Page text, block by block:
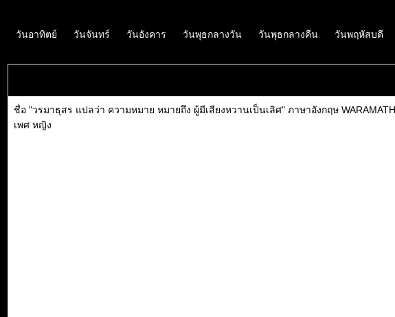
วันอาทิตย์ วันจันทร์ วันอังคาร วันพุธกลางวัน วันพุธกลางคืน วันพฤหัสบดี
ชื่อ "วรมาธุสร แปลว่า ความหมาย หมายถึง ผู้มีเสียงหวานเป็นเลิศ" ภาษาอังกฤษ
เพศ หญิง